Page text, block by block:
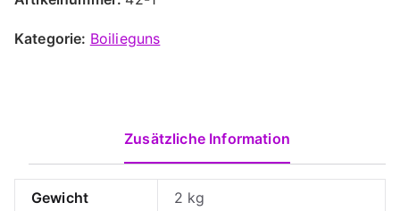
Kategorie: Boilieguns
Zusätzliche Information
Gewicht 2 kg